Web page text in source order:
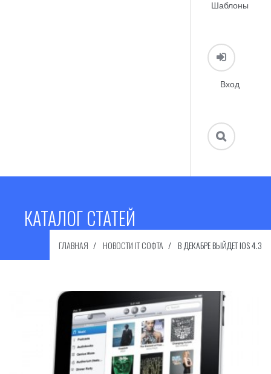
Шаблоны
Вход
КАТАЛОГ СТАТЕЙ
ГЛАВНАЯ НОВОСТИ IT СОФТА В ДЕКАБРЕ ВЫЙДЕТ IOS 4.3